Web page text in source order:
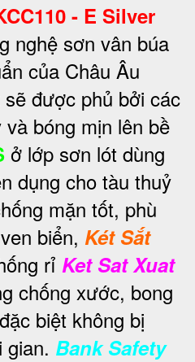
- E Silver
nghệ sơn vân búa
của Châu Âu
được phủ bởi các
bóng mịn lên bề
ở lớp sơn lót dùng
dụng cho tàu thuỷ
mặn tốt, phù
biển, Két Sắt
rỉ Ket Sat Xuat
chống xước, bong
biệt không bị
gian. Bank Safety